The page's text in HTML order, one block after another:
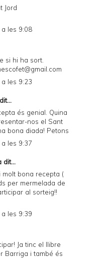
Jord
a les 9:08
si hi ha sort.
a les 9:23
és genial. Quina
nos el Sant
bona diada! Petons
a les 9:37
dit...
bona recepta (
per mermelada de
al sorteig!!
a les 9:39
Ja tinc el llibre
Barriga i també és